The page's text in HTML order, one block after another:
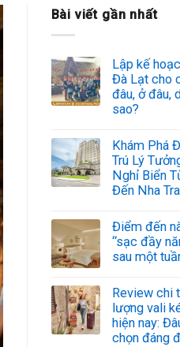
Bài viết gần nhất
Lập kế
Đà Lạt cho
đâu, ở đâu,
sao?
Khám Phá
Trú Lý
Nghỉ Biển
Đến Nha
Điểm đến
“sạc đầy
sau một
Review chi
lượng vali
hiện nay:
chọn đáng